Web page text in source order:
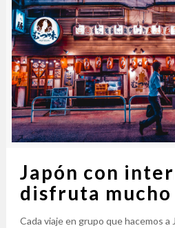
Japón con
disfruta mucho
Cada viaje en grupo que hacemos a